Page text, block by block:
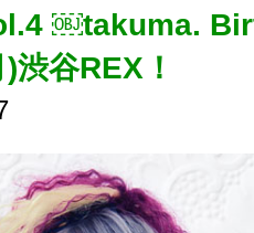
￼takuma.
渋谷REX！